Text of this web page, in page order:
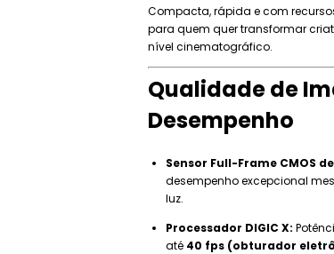
Compacta, rápida e com
para quem quer transformar
nível cinematográfico.
Qualidade de
Desempenho
Sensor Full-Frame CMOS
desempenho excepcional
luz.
Processador DIGIC X:
até 40 fps (obturador